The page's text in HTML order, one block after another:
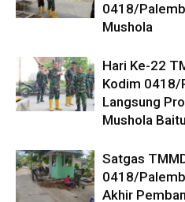
0418/
Mushola
Hari Ke-22
Kodim 0418/
Langsung
Mushola
Satgas
0418/
Akhir